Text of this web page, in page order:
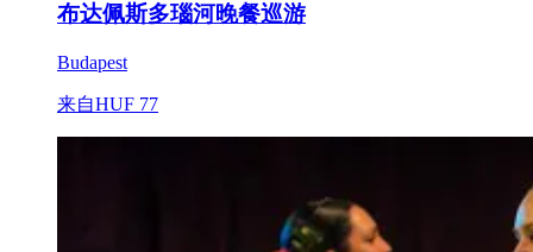
布达佩斯多瑙河晚餐巡游
Budapest
来自HUF 77